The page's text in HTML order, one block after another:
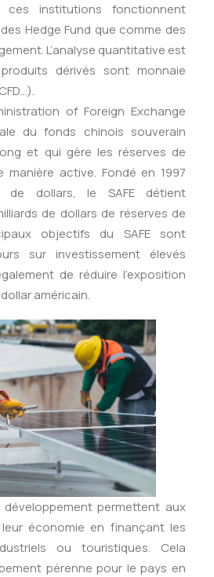
ces institutions fonctionnent
Hedge Fund que comme des
L’analyse quantitative est
dérivés sont monnaie
of Foreign Exchange
du fonds chinois souverain
et qui gère les réserves de
manière active. Fondé en 1997
de dollars, le SAFE détient
de dollars de réserves de
objectifs du SAFE sont
sur investissement élevés
de réduire l’exposition
américain.
permettent aux
économie en finançant les
ou touristiques. Cela
pérenne pour le pays en